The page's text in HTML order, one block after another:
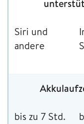
Siri und
andere
bis zu 7 Std.